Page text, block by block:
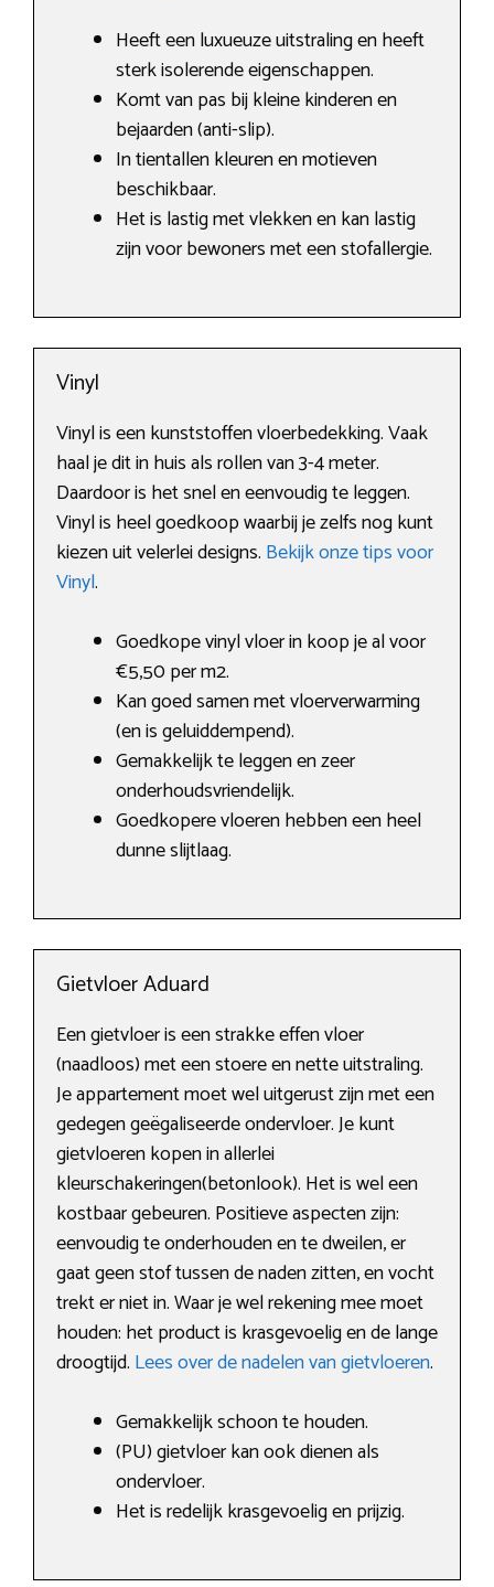
Heeft een luxueuze uitstraling en heeft
sterk isolerende eigenschappen.
Komt van pas bij kleine kinderen en
bejaarden (anti-slip).
In tientallen kleuren en motieven
beschikbaar.
Het is lastig met vlekken en kan lastig
zijn voor bewoners met een stofallergie.
Vinyl
Vinyl is een kunststoffen vloerbedekking. Vaak
haal je dit in huis als rollen van 3-4 meter.
Daardoor is het snel en eenvoudig te leggen.
Vinyl is heel goedkoop waarbij je zelfs nog kunt
kiezen uit velerlei designs. Bekijk onze tips voor
Vinyl.
Goedkope vinyl vloer in koop je al voor
€5,50 per m2.
Kan goed samen met vloerverwarming
(en is geluiddempend).
Gemakkelijk te leggen en zeer
onderhoudsvriendelijk.
Goedkopere vloeren hebben een heel
dunne slijtlaag.
Gietvloer Aduard
Een gietvloer is een strakke effen vloer
(naadloos) met een stoere en nette uitstraling.
Je appartement moet wel uitgerust zijn met een
gedegen geëgaliseerde ondervloer. Je kunt
gietvloeren kopen in allerlei
kleurschakeringen(betonlook). Het is wel een
kostbaar gebeuren. Positieve aspecten zijn:
eenvoudig te onderhouden en te dweilen, er
gaat geen stof tussen de naden zitten, en vocht
trekt er niet in. Waar je wel rekening mee moet
houden: het product is krasgevoelig en de lange
droogtijd. Lees over de nadelen van gietvloeren.
Gemakkelijk schoon te houden.
(PU) gietvloer kan ook dienen als
ondervloer.
Het is redelijk krasgevoelig en prijzig.